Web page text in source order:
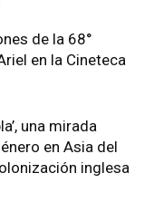
de la 68°
en la Cineteca
una mirada
en Asia del
inglesa